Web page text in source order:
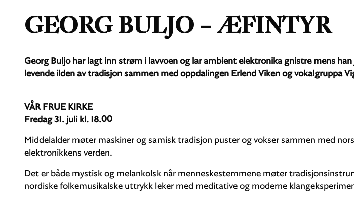
GEORG BULJO – ÆFINTYR
Georg Buljo har lagt inn strøm i lavvoen og lar ambient elektronika gnistre mens
levende ilden av tradisjon sammen med oppdalingen Erlend Viken og vokalgruppa
VÅR FRUE KIRKE
Fredag 31. juli kl. 18.00
Middelalder møter maskiner og samisk tradisjon puster og vokser sammen med
elektronikkens verden.
Det er både mystisk og melankolsk når menneskestemmene møter
nordiske folkemusikalske uttrykk leker med meditative og moderne